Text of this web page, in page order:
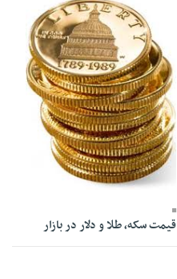
27 Dey 1394 - 15:02
قیمت سکه، طلا و دلار در بازار